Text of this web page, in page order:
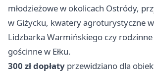
młodzieżowe w okolicach Ostródy,
w Giżycku, kwatery agroturystyczne
Lidzbarka Warmińskiego czy
gościnne w Ełku.
300 zł dopłaty przewidziano dla